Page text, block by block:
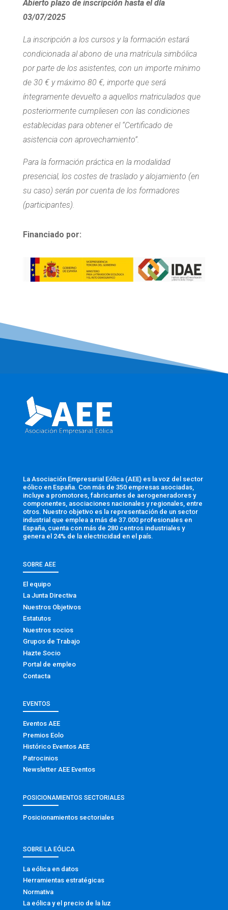
Abierto plazo de inscripción hasta el día
03/07/2025
La inscripción a los cursos y la formación estará
condicionada al abono de una matrícula simbólica
por parte de los asistentes, con un importe mínimo
de 30 € y máximo 80 €, importe que será
íntegramente devuelto a aquellos matriculados que
posteriormente cumpliesen con las condiciones
establecidas para obtener el “Certificado de
asistencia con aprovechamiento”.
Para la formación práctica en la modalidad
presencial, los costes de traslado y alojamiento (en
su caso) serán por cuenta de los formadores
(participantes).
Financiado por:
La Asociación Empresarial Eólica (AEE) es la voz del sector
eólico en España. Con más de 350 empresas asociadas,
incluye a promotores, fabricantes de aerogeneradores y
componentes, asociaciones nacionales y regionales, entre
otros. Nuestro objetivo es la representación de un sector
industrial que emplea a más de 37.000 profesionales en
España, cuenta con más de 280 centros industriales y
genera el 24% de la electricidad en el país.
SOBRE AEE
El equipo
La Junta Directiva
Nuestros Objetivos
Estatutos
Nuestros socios
Grupos de Trabajo
Hazte Socio
Portal de empleo
Contacta
EVENTOS
Eventos AEE
Premios Eolo
Histórico Eventos AEE
Patrocinios
Newsletter AEE Eventos
POSICIONAMIENTOS SECTORIALES
Posicionamientos sectoriales
SOBRE LA EÓLICA
La eólica en datos
Herramientas estratégicas
Normativa
La eólica y el precio de la luz